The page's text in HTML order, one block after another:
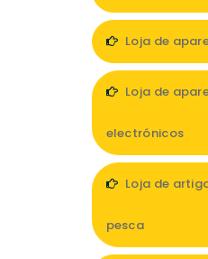
Loja de
Loja de
electrónicos
Loja de
pesca